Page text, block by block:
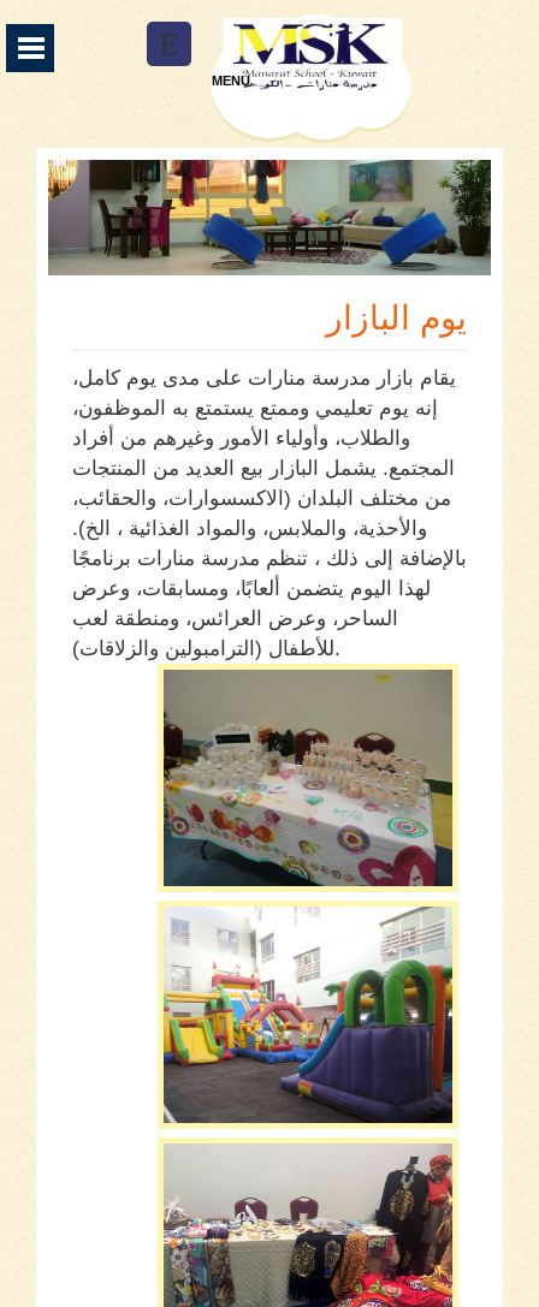
Manarat School Menu
13
3 المناهج الدراسية
9 الخدمات العلاجية
2 الفاعليات
3 التوظيف
اتصل بنا
E
MENU
يوم البازار
يقام بازار مدرسة منارات على مدى يوم كامل،
إنه يوم تعليمي وممتع يستمتع به الموظفون،
والطلاب، وأولياء الأمور وغيرهم من أفراد
المجتمع. يشمل البازار بيع العديد من المنتجات
من مختلف البلدان (الاكسسوارات، والحقائب،
والأحذية، والملابس، والمواد الغذائية ، الخ).
بالإضافة إلى ذلك ، تنظم مدرسة منارات برنامجًا
لهذا اليوم يتضمن ألعابًا، ومسابقات، وعرض
الساحر، وعرض العرائس، ومنطقة لعب
للأطفال (الترامبولين والزلاقات).